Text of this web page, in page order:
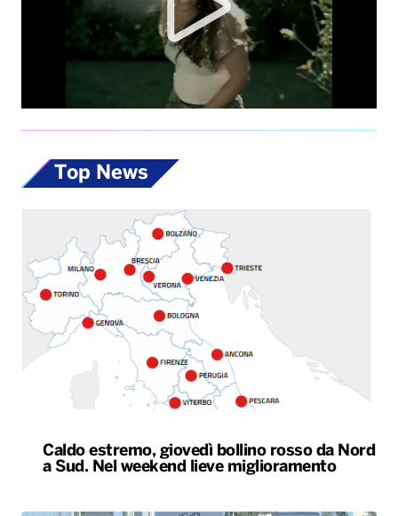
Top News
Caldo estremo, giovedì bollino rosso da Nord
a Sud. Nel weekend lieve miglioramento